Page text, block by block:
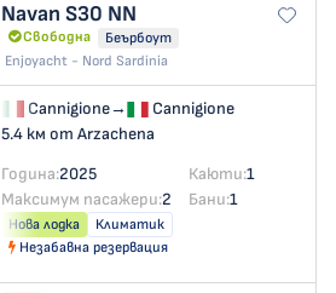
Navan S30 NN
Свободна
Беърбоут
Enjoyacht - Nord Sardinia
Cannigione→
Cannigione
5.4 км от Arzachena
Година:2025 Каюти:1
Максимум пасажери:2 Бани:1
Нова лодка
Климатик
Незабавна резервация